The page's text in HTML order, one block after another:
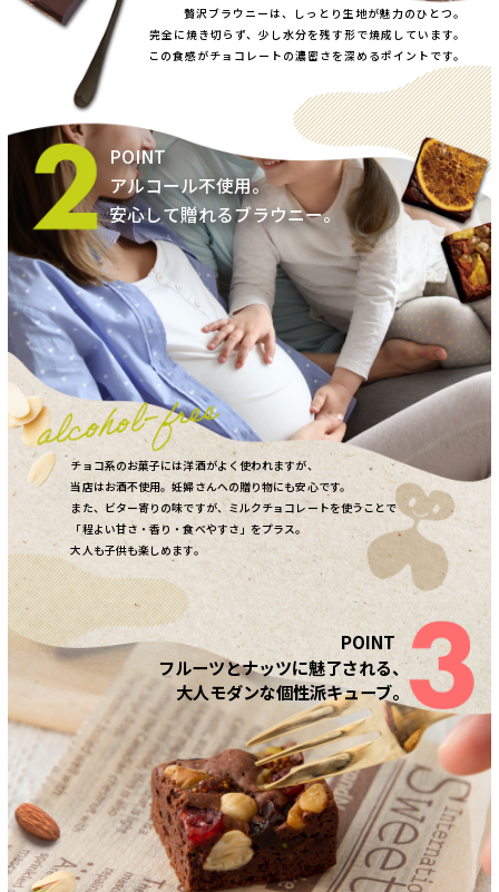
贅沢ブラウニーは、しっとり生地が魅力のひとつ。
完全に焼き切らず、少し水分を残す形で焼成しています。
この食感がチョコレートの濃密さを深めるポイントです。
アルコール不使用。
安心して贈れるブラウニー。
チョコ系のお菓子には洋酒がよく使われますが、
当店はお酒不使用。妊婦さんへの贈り物にも安心です。
また、ビター寄りの味ですが、ミルクチョコレートを使うことで
「程よい甘さ・香り・食べやすさ」をプラス。
大人も子供も楽しめます。
フルーツとナッツに魅了される、
大人モダンな個性派キューブ。